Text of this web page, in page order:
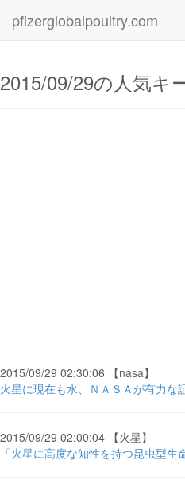
pfizerglobalpoultry.com
2015/09/29の人気キ
2015/09/29 02:30:06 【nasa】
火星に現在も水、ＮＡＳＡが有力
2015/09/29 02:00:04 【火星】
「火星に高度な知性を持つ昆虫型